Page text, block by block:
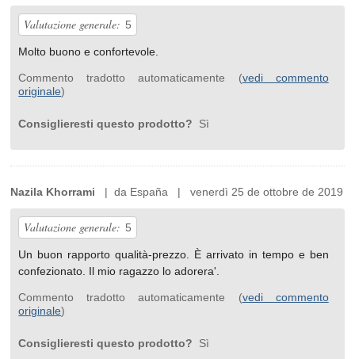
Valutazione generale: 5
Molto buono e confortevole.
Commento tradotto automaticamente (vedi commento
originale)
Consiglieresti questo prodotto? Sì
Nazila Khorrami | da España | venerdì 25 de ottobre de 2019
Valutazione generale: 5
Un buon rapporto qualità-prezzo. È arrivato in tempo e ben
confezionato. Il mio ragazzo lo adorera'.
Commento tradotto automaticamente (vedi commento
originale)
Consiglieresti questo prodotto? Sì